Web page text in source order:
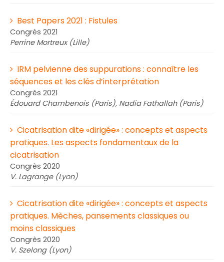
Best Papers 2021 : Fistules
Congrès 2021
Perrine Mortreux (Lille)
IRM pelvienne des suppurations : connaître les
séquences et les clés d’interprétation
Congrès 2021
Édouard Chambenois (Paris), Nadia Fathallah (Paris)
Cicatrisation dite «dirigée» : concepts et aspects
pratiques. Les aspects fondamentaux de la
cicatrisation
Congrès 2020
V. Lagrange (Lyon)
Cicatrisation dite «dirigée» : concepts et aspects
pratiques. Mèches, pansements classiques ou
moins classiques
Congrès 2020
V. Szelong (Lyon)